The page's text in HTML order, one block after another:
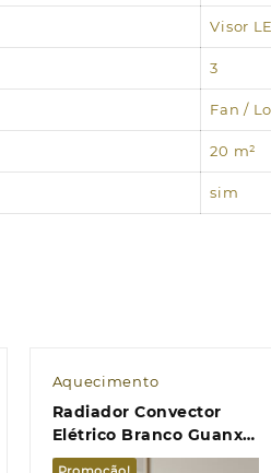
Visor
3
Fan /
20 m²
sim
Aquecimento
Radiador Convector
Elétrico Branco Guanx
2000W